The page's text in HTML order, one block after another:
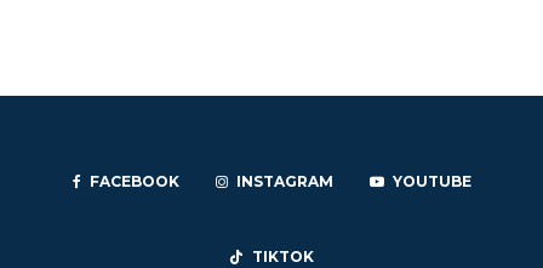
FACEBOOK INSTAGRAM YOUTUBE
TIKTOK